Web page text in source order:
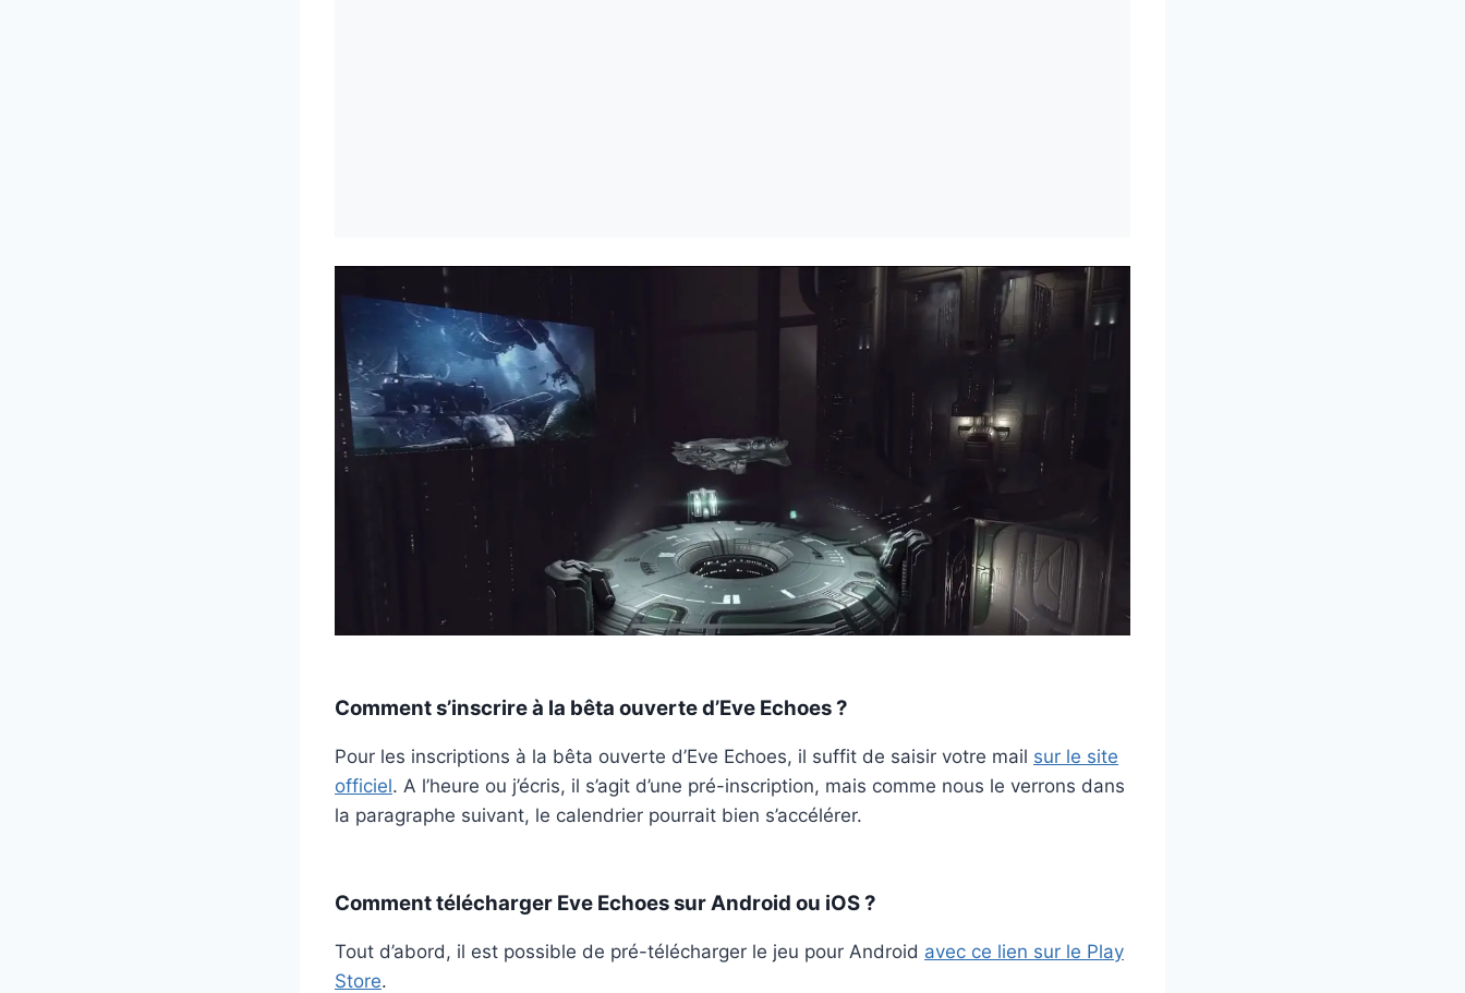
Comment s’inscrire à la bêta ouverte d’Eve Echoes ?
Pour les inscriptions à la bêta ouverte d’Eve Echoes, il suffit de saisir votre mail sur le site
officiel. A l’heure ou j’écris, il s’agit d’une pré-inscription, mais comme nous le verrons dans
la paragraphe suivant, le calendrier pourrait bien s’accélérer.
Comment télécharger Eve Echoes sur Android ou iOS ?
Tout d’abord, il est possible de pré-télécharger le jeu pour Android avec ce lien sur le Play
Store.